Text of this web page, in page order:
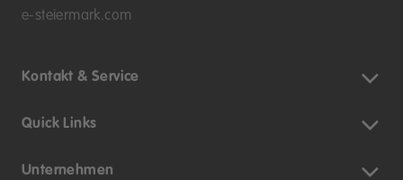
e-steiermark.com
Kontakt & Service
Quick Links
Unternehmen